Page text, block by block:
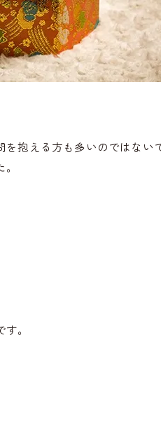
抱える方も多いのではない
。